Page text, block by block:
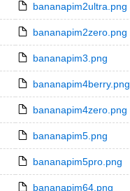
bananapim2ultra.png
bananapim2zero.png
bananapim3.png
bananapim4berry.png
bananapim4zero.png
bananapim5.png
bananapim5pro.png
bananapim64.png